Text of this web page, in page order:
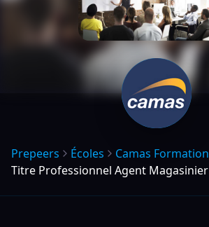
Prepeers Écoles Camas Formation
Titre Professionnel Agent Magasinier